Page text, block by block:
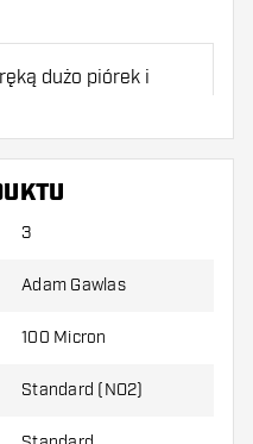
dużo piórek i
lub
lub grubość
który wariant
3
Adam Gawlas
100 Micron
Standard (NO2)